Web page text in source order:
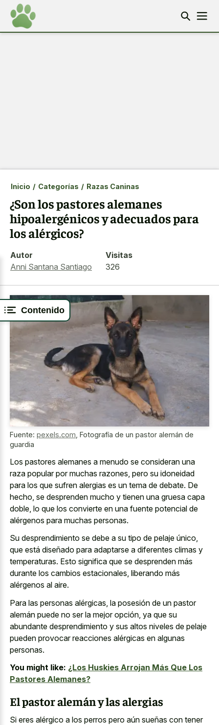
Contenido
Inicio / Categorías / Razas Caninas
¿Son los pastores alemanes
hipoalergénicos y adecuados para
los alérgicos?
Autor
Anni Santana Santiago
Visitas
326
Fuente: pexels.com Fotografía de un pastor alemán de
guardia
Los pastores alemanes a menudo se consideran una
raza popular por muchas razones, pero su idoneidad
para los que sufren alergias es un tema de debate. De
hecho, se desprenden mucho y tienen una gruesa capa
doble, lo que los convierte en una fuente potencial de
alérgenos para muchas personas.
Su desprendimiento se debe a su tipo de pelaje único,
que está diseñado para adaptarse a diferentes climas y
temperaturas. Esto significa que se desprenden más
durante los cambios estacionales, liberando más
alérgenos al aire.
Para las personas alérgicas, la posesión de un pastor
alemán puede no ser la mejor opción, ya que su
abundante desprendimiento y sus altos niveles de pelaje
pueden provocar reacciones alérgicas en algunas
personas.
You might like: ¿Los Huskies Arrojan Más Que Los
Pastores Alemanes?
El pastor alemán y las alergias
Si eres alérgico a los perros pero aún sueñas con tener